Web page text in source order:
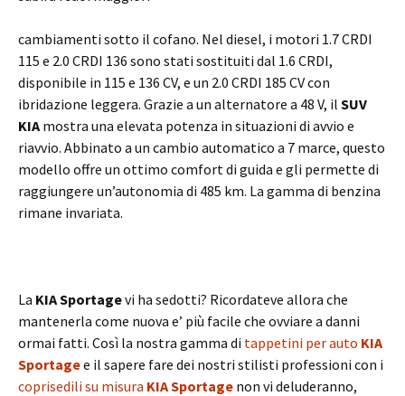
cambiamenti sotto il cofano. Nel diesel, i motori 1.7 CRDI
115 e 2.0 CRDI 136 sono stati sostituiti dal 1.6 CRDI,
disponibile in 115 e 136 CV, e un 2.0 CRDI 185 CV con
ibridazione leggera. Grazie a un alternatore a 48 V, il SUV
KIAmostra una elevata potenza in situazioni di avvio e
riavvio. Abbinato a un cambio automatico a 7 marce, questo
modello offre un ottimo comfort di guida e gli permette di
raggiungere un’autonomia di 485 km. La gamma di benzina
rimane invariata.
La KIA Sportagevi ha sedotti? Ricordateve allora che
mantenerla come nuova e’ più facile che ovviare a danni
ormai fatti. Così la nostra gamma di tappetini per auto KIA
Sportagee il sapere fare dei nostri stilisti professioni con i
coprisedili su misura KIA Sportage non vi deluderanno,